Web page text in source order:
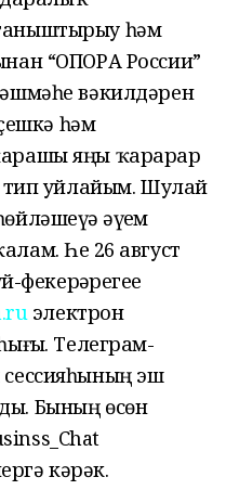
һәм
“ОПОРА России”
вәкилдәрен
һәм
яңы ҡарарҙар
тип уйлайым. Шулай
әүҙем
Һеҙ 26 август
ru электрон
Телеграм-
эш
Бының өсөн
кәрәк.